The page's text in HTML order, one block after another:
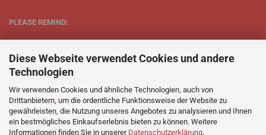
Diese Webseite verwendet Cookies und andere
Technologien
Wir verwenden Cookies und ähnliche Technologien, auch von
Drittanbietern, um die ordentliche Funktionsweise der Website zu
gewährleisten, die Nutzung unseres Angebotes zu analysieren und Ihnen
ein bestmögliches Einkaufserlebnis bieten zu können. Weitere
Informationen finden Sie in unserer Datenschutzerklärung.
PLEASE REMIND:
Be patient when ordering.
Your records will be send asap.
No Discogs.
No Spotify.